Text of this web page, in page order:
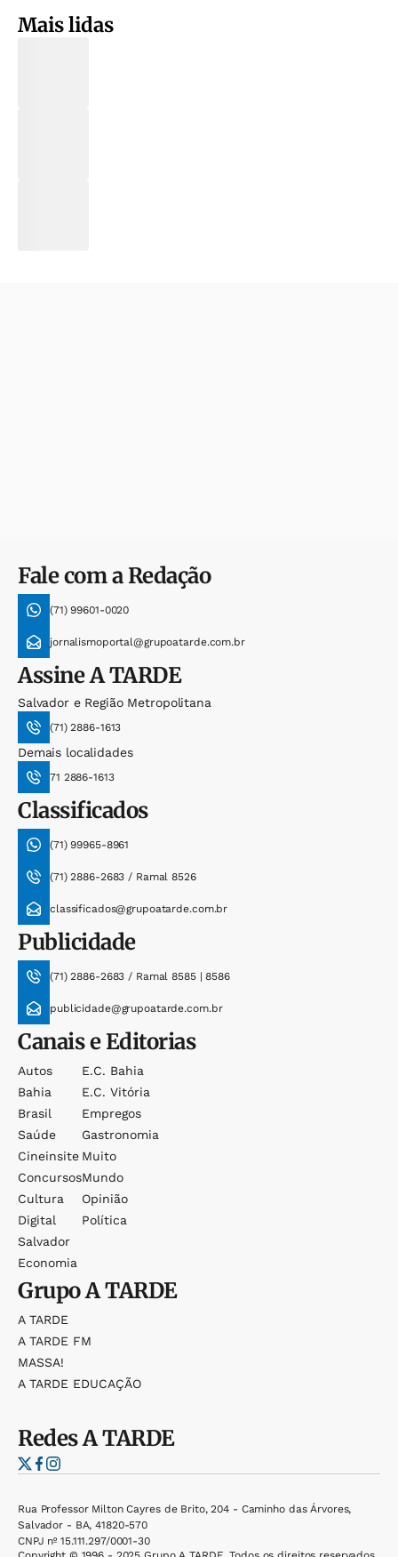
Mais lidas
Fale com a Redação
(71) 99601-0020
jornalismoportal@grupoatarde.com.br
AssineA TARDE
Salvador e Região Metropolitana
(71) 2886-1613
Demais localidades
71 2886-1613
Classificados
(71) 99965-8961
(71) 2886-2683 / Ramal 8526
classificados@grupoatarde.com.br
Publicidade
(71) 2886-2683 / Ramal 8585 | 8586
publicidade@grupoatarde.com.br
Canais e Editorias
Autos
Bahia
Brasil
Saúde
Cineinsite
Concursos
Cultura
Digital
Salvador
Economia
E.c. Bahia
E.c. Vitória
Empregos
Gastronomia
Muito
Mundo
Opinião
Política
GrupoA TARDE
A TARDE
A TARDE FM
MASSA!
A TARDE EDUCAÇÃO
RedesA TARDE
Rua Professor Milton Cayres de Brito, 204 - Caminho das Árvores,
Salvador - BA, 41820-570
CNPJ nº 15.111.297/0001-30